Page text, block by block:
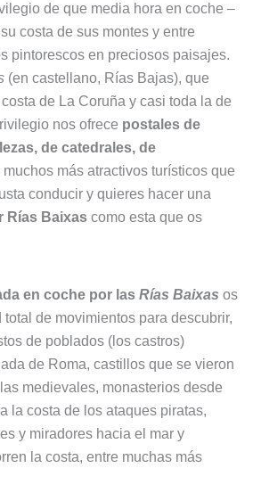
de que media hora en coche –
costa de sus montes y entre
pintorescos en preciosos paisajes.
(en castellano, Rías Bajas), que
de La Coruña y casi toda la de
nos ofrece postales de
de catedrales, de
más atractivos turísticos que
conducir y quieres hacer una
Rías Baixascomo esta que os
en coche por las Rías Baixas os
de movimientos para descubrir,
de poblados (los castros)
de Roma, castillos que se vieron
medievales, monasterios desde
la costa de los ataques piratas,
y miradores hacia el mar y
la costa, entre muchas más